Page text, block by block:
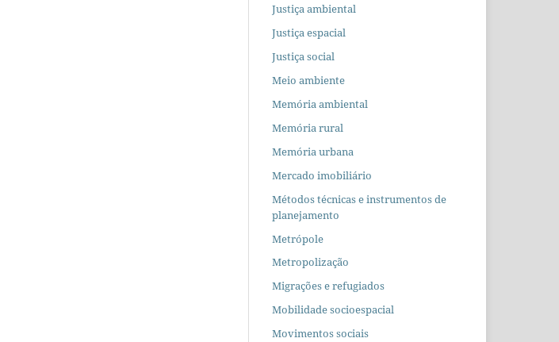
Justiça ambiental
Justiça espacial
Justiça social
Meio ambiente
Memória ambiental
Memória rural
Memória urbana
Mercado imobiliário
Métodos técnicas e instrumentos de
planejamento
Metrópole
Metropolização
Migrações e refugiados
Mobilidade socioespacial
Movimentos sociais